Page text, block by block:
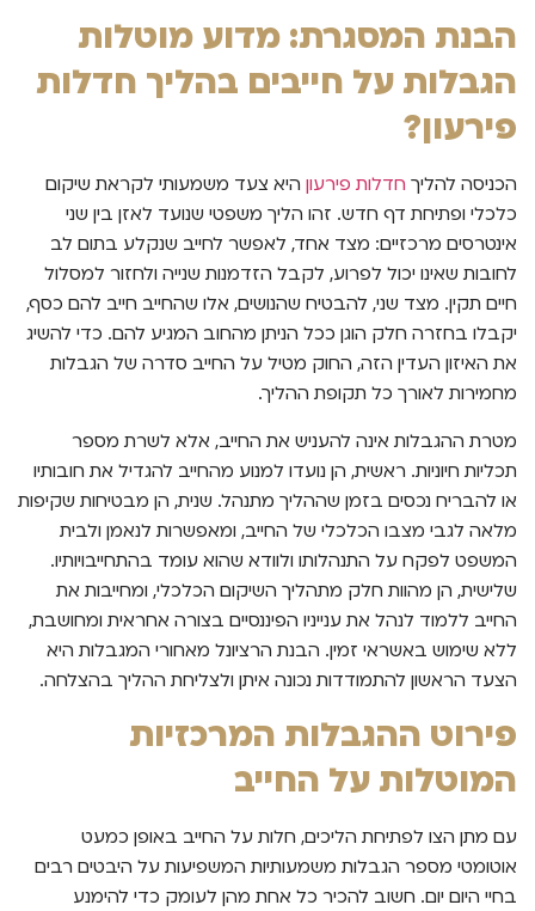
הבנת המסגרת: מדוע מוטלות
הגבלות על חייבים בהליך חדלות
פירעון?
הכניסה להליך חדלות פירעון היא צעד משמעותי לקראת שיקום
כלכלי ופתיחת דף חדש. זהו הליך משפטי שנועד לאזן בין שני
אינטרסים מרכזיים: מצד אחד, לאפשר לחייב שנקלע בתום לב
לחובות שאינו יכול לפרוע, לקבל הזדמנות שנייה ולחזור למסלול
חיים תקין. מצד שני, להבטיח שהנושים, אלו שהחייב חייב להם כסף,
יקבלו בחזרה חלק הוגן ככל הניתן מהחוב המגיע להם. כדי להשיג
את האיזון העדין הזה, החוק מטיל על החייב סדרה של הגבלות
מחמירות לאורך כל תקופת ההליך.
מטרת ההגבלות אינה להעניש את החייב, אלא לשרת מספר
תכליות חיוניות. ראשית, הן נועדו למנוע מהחייב להגדיל את חובותיו
או להבריח נכסים בזמן שההליך מתנהל. שנית, הן מבטיחות שקיפות
מלאה לגבי מצבו הכלכלי של החייב, ומאפשרות לנאמן ולבית
המשפט לפקח על התנהלותו ולוודא שהוא עומד בהתחייבויותיו.
שלישית, הן מהוות חלק מתהליך השיקום הכלכלי, ומחייבות את
החייב ללמוד לנהל את ענייניו הפיננסיים בצורה אחראית ומחושבת,
ללא שימוש באשראי זמין. הבנת הרציונל מאחורי המגבלות היא
הצעד הראשון להתמודדות נכונה איתן ולצליחת ההליך בהצלחה.
פירוט ההגבלות המרכזיות
המוטלות על החייב
עם מתן הצו לפתיחת הליכים, חלות על החייב באופן כמעט
אוטומטי מספר הגבלות משמעותיות המשפיעות על היבטים רבים
בחיי היום יום. חשוב להכיר כל אחת מהן לעומק כדי להימנע